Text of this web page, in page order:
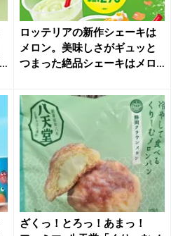
ロッテリアの新作シェーキは
メロン。美味しさがギュッと
つまった絶品シェーキはメロ
ざくっ！とろっ！あまっ！